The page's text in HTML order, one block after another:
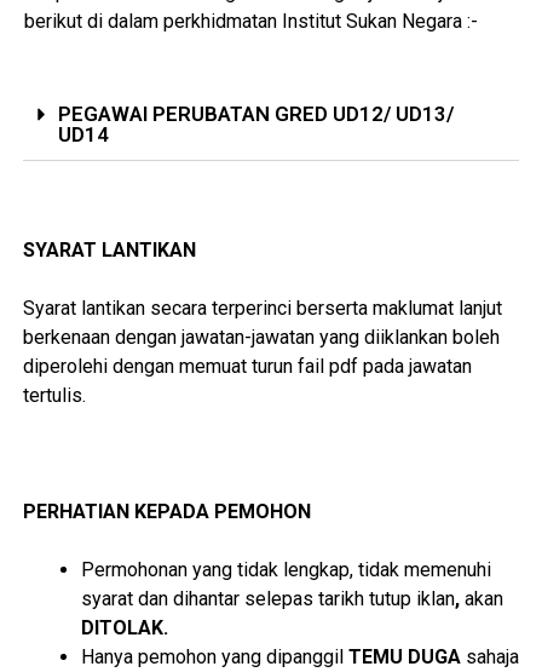
berikut di dalam perkhidmatan Institut Sukan Negara :-
PEGAWAI PERUBATAN GRED UD12/ UD13/
UD14
SYARAT LANTIKAN
Syarat lantikan secara terperinci berserta maklumat lanjut
berkenaan dengan jawatan-jawatan yang diiklankan boleh
diperolehi dengan memuat turun fail pdf pada jawatan
tertulis.
PERHATIAN KEPADA PEMOHON
Permohonan yang tidak lengkap, tidak memenuhi
syarat dan dihantar selepas tarikh tutup iklan, akan
DITOLAK.
Hanya pemohon yang dipanggil TEMU DUGA sahaja